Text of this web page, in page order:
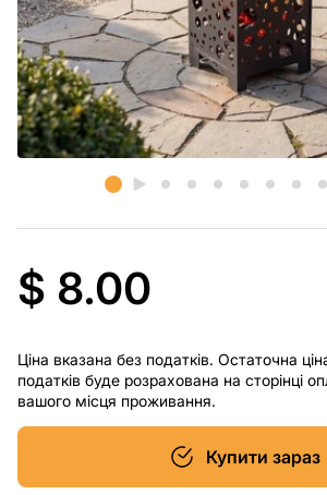
$ 8.00
Ціна вказана без податків. Остаточна
податків буде розрахована на сторінці
вашого місця проживання.
Купити зараз